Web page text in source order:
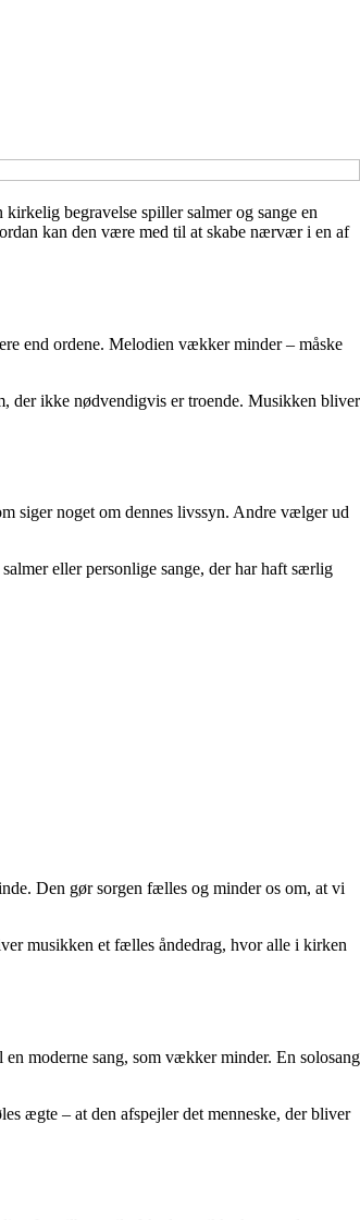
begravelse spiller salmer og sange en
kan den være med til at skabe nærvær i en af
end ordene. Melodien vækker minder – måske
der ikke nødvendigvis er troende. Musikken bliver
siger noget om dennes livssyn. Andre vælger ud
eller personlige sange, der har haft særlig
Den gør sorgen fælles og minder os om, at vi
musikken et fælles åndedrag, hvor alle i kirken
moderne sang, som vækker minder. En solosang
ægte – at den afspejler det menneske, der bliver